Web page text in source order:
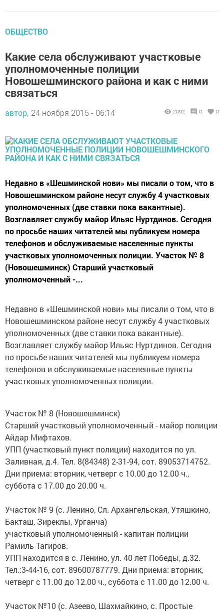
ОБЩЕСТВО
Какие села обслуживают участковые
уполномоченные полиции
Новошешминского района и как с ними
связаться
автор, 24 ноября 2015 - 06:14 2092 0 0
Недавно в «Шешминской нови» мы писали о том, что в
Новошешминском районе несут службу 4 участковых
уполномоченных (две ставки пока вакантные).
Возглавляет службу майор Ильяс Нуртдинов. Сегодня
по просьбе наших читателей мы публикуем номера
телефонов и обслуживаемые населенные пункты
участковых уполномоченных полиции. Участок № 8
(Новошешминск) Старший участковый
уполномоченный -...
Недавно в «Шешминской нови» мы писали о том, что в
Новошешминском районе несут службу 4 участковых
уполномоченных (две ставки пока вакантные).
Возглавляет службу майор Ильяс Нуртдинов. Сегодня
по просьбе наших читателей мы публикуем номера
телефонов и обслуживаемые населенные пункты
участковых уполномоченных полиции.
Участок № 8 (Новошешминск)
Старший участковый уполномоченный - майор полиции
Айдар Мифтахов.
УПП (участковый пункт полиции) находится по ул.
Заливная, д.4. Тел. 8(84348) 2-31-94, сот. 89053714752.
Дни приема: вторник, четверг с 10.00 до 12.00 ч.,
суббота с 17.00 до 20.00 ч.
Участок № 9 (с. Ленино, Сл. Архангельская, Утяшкино,
Бакташ, Зиреклы, Урганча)
участковый уполномоченный - капитан полиции
Рамиль Тагиров.
УПП находится в с. Ленино, ул. 40 лет Победы, д.32.
Тел.:3-44-16, сот. 89600787779. Дни приема: вторник,
четверг с 11.00 до 12.00 ч., суббота с 11.00 до 12.00 ч.
Участок №10 (с. Азеево, Шахмайкино, с. Простые